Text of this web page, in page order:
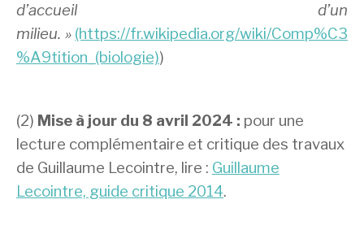
d’accueil d’un
milieu. » (https://fr.wikipedia.org/wiki/Comp%C3
%A9tition_(biologie))
(2) Mise à jour du 8 avril 2024 : pour une
lecture complémentaire et critique des travaux
de Guillaume Lecointre, lire : Guillaume
Lecointre, guide critique 2014.